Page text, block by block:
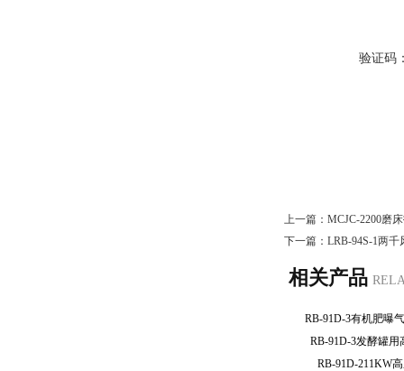
验证码
上一篇： MCJC-2200磨
下一篇： LRB-94S-1两
相关产品
RB-91D-3有机肥
RB-91D-3发酵罐
RB-91D-211KW